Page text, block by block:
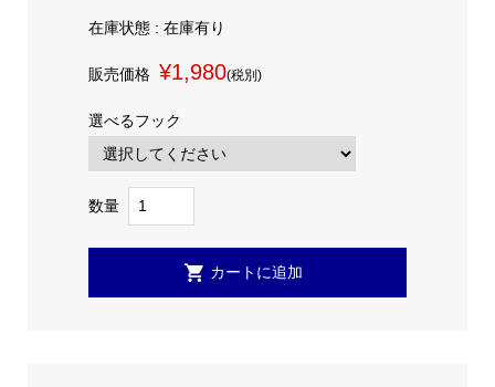
在庫状態 : 在庫有り
販売価格 ¥1,980(税別)
選べるフック
数量